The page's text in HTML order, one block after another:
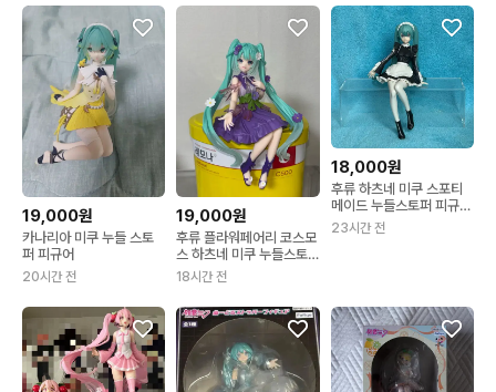
19,000원
카나리아 미쿠 누들 스토
퍼 피규어
20시간 전
19,000원
후류 플라워페어리 코스모
스 하츠네 미쿠 누들스토
퍼 피규어
18시간 전
18,000원
후류 하츠네 미쿠 스포티
메이드 누들스토퍼 피규어
판매
23시간 전